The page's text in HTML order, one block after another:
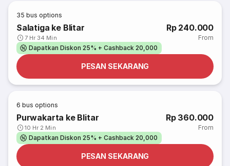
35 bus options
Salatiga ke Blitar
7 Hr 34 Min
Rp 240.000
From
Dapatkan Diskon 25% + Cashback 20,000
PESAN SEKARANG
6 bus options
Purwakarta ke Blitar
10 Hr 2 Min
Rp 360.000
From
Dapatkan Diskon 25% + Cashback 20,000
PESAN SEKARANG